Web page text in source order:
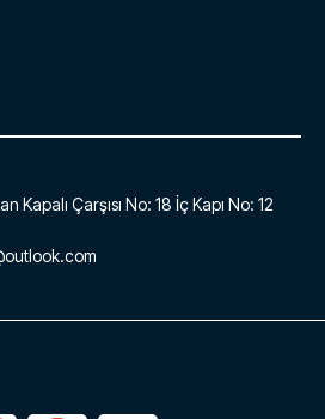
Kapalı Çarşısı No: 18 İç Kapı No: 12